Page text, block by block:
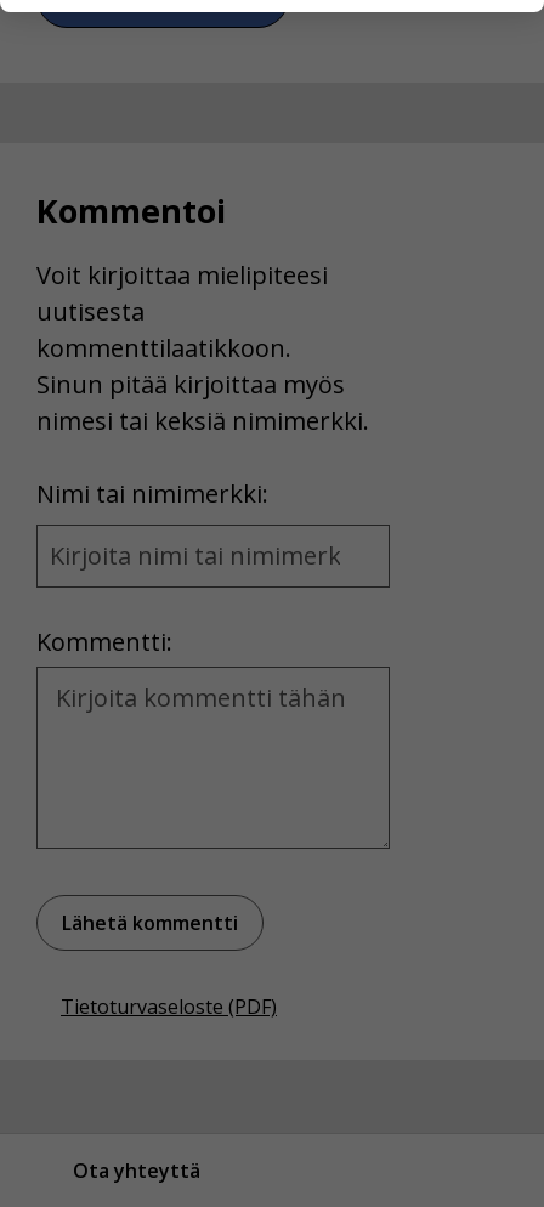
Kommentoi
Voit kirjoittaa mielipiteesi
uutisesta
kommenttilaatikkoon.
Sinun pitää kirjoittaa myös
nimesi tai keksiä nimimerkki.
Nimi tai nimimerkki:
Name
and
Kommentti:
Kommentti
Tietoturvaseloste (PDF)
Ota yhteyttä
yksittäiseen käyttäjään.